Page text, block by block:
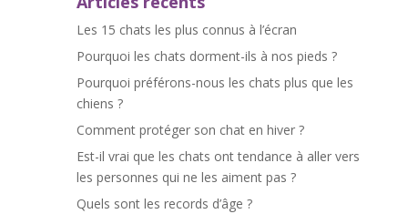
Les 15 chats les plus connus à l’écran
Pourquoi les chats dorment-ils à nos pieds ?
Pourquoi préférons-nous les chats plus que les
chiens ?
Comment protéger son chat en hiver ?
Est-il vrai que les chats ont tendance à aller vers
les personnes qui ne les aiment pas ?
Quels sont les records d’âge ?